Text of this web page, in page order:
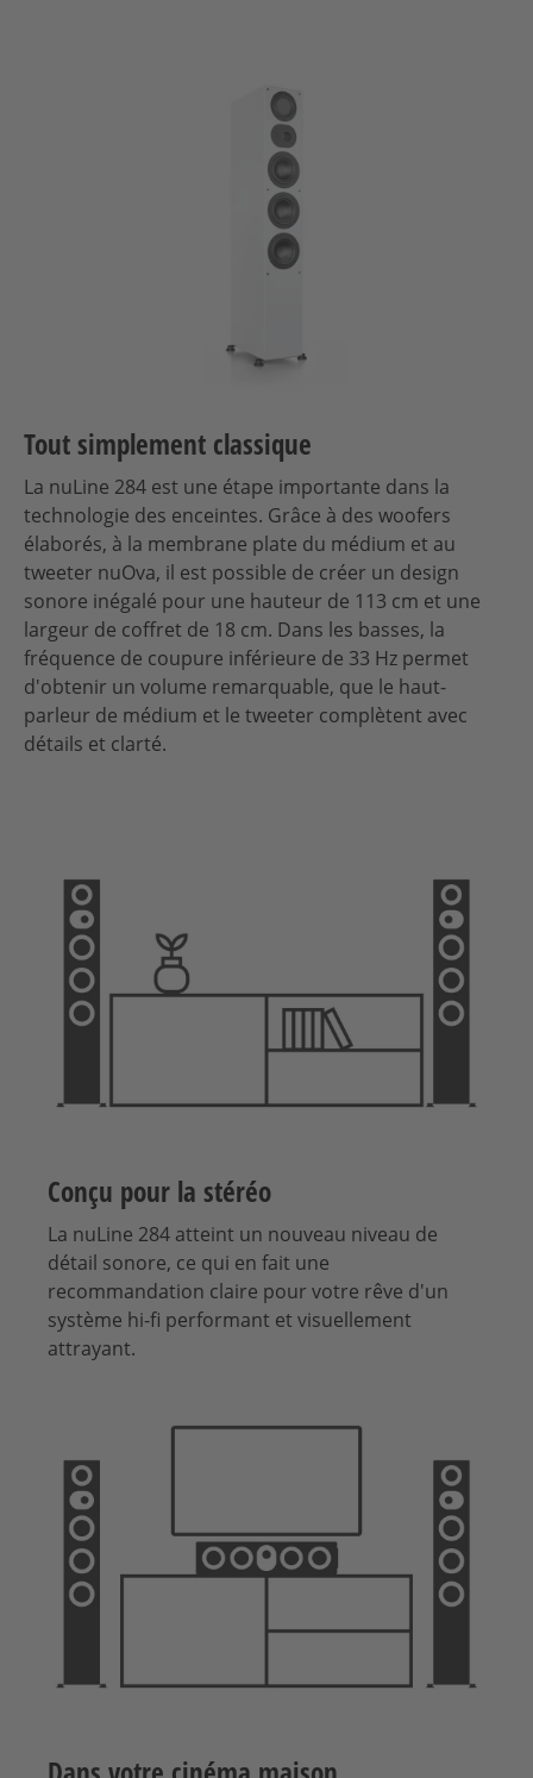
Tout simplement classique
La nuLine 284 est une étape importante dans la
technologie des enceintes. Grâce à des woofers
élaborés, à la membrane plate du médium et au
tweeter nuOva, il est possible de créer un design
sonore inégalé pour une hauteur de 113 cm et une
largeur de coffret de 18 cm. Dans les basses, la
fréquence de coupure inférieure de 33 Hz permet
d'obtenir un volume remarquable, que le haut-
parleur de médium et le tweeter complètent avec
détails et clarté.
Conçu pour la stéréo
La nuLine 284 atteint un nouveau niveau de
détail sonore, ce qui en fait une
recommandation claire pour votre rêve d'un
système hi-fi performant et visuellement
attrayant.